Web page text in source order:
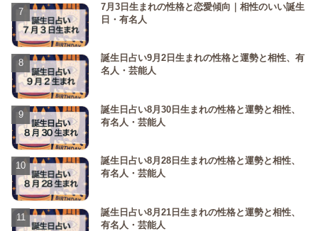
7月3日生まれの性格と恋愛傾向｜相性のいい誕生
日・有名人
誕生日占い9月2日生まれの性格と運勢と相性、有
名人・芸能人
誕生日占い8月30日生まれの性格と運勢と相性、
有名人・芸能人
誕生日占い8月28日生まれの性格と運勢と相性、
有名人・芸能人
誕生日占い8月21日生まれの性格と運勢と相性、
有名人・芸能人